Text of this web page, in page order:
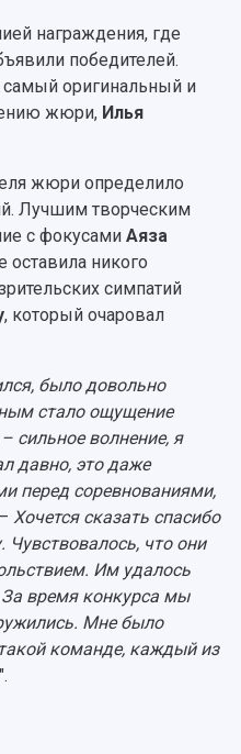
награждения, где
победителей.
оригинальный и
жюри, Илья
жюри определило
Лучшим творческим
с фокусами Аяза
оставила никого
симпатий
, который очаровал
было довольно
стало ощущение
сильное волнение, я
давно, это даже
перед соревнованиями,
– Хочется сказать спасибо
Чувствовалось, что они
Им удалось
время конкурса мы
Мне было
команде, каждый из
".